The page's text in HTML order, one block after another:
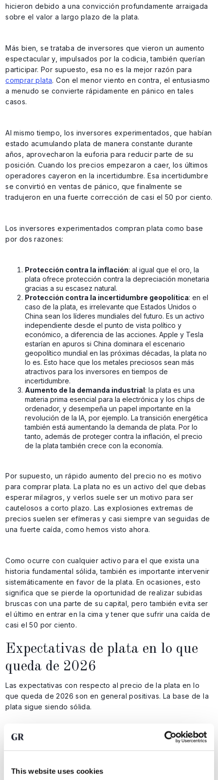
This website uses cookies
hicieron debido a una convicción profundamente arraigada
sobre el valor a largo plazo de la plata.
Más bien, se trataba de inversores que vieron un aumento
espectacular y, impulsados por la codicia, también querían
participar. Por supuesto, esa no es la mejor razón para
comprar plata. Con el menor viento en contra, el entusiasmo
a menudo se convierte rápidamente en pánico en tales
casos.
Al mismo tiempo, los inversores experimentados, que habían
estado acumulando plata de manera constante durante
años, aprovecharon la euforia para reducir parte de su
posición. Cuando los precios empezaron a caer, los últimos
operadores cayeron en la incertidumbre. Esa incertidumbre
se convirtió en ventas de pánico, que finalmente se
tradujeron en una fuerte corrección de casi el 50 por ciento.
Los inversores experimentados compran plata como base
por dos razones:
Protección contra la inflación: al igual que el oro, la
plata ofrece protección contra la depreciación monetaria
gracias a su escasez natural.
Protección contra la incertidumbre geopolítica: en el
caso de la plata, es irrelevante que Estados Unidos o
China sean los líderes mundiales del futuro. Es un activo
independiente desde el punto de vista político y
económico, a diferencia de las acciones. Apple y Tesla
estarían en apuros si China dominara el escenario
geopolítico mundial en las próximas décadas, la plata no
lo es. Esto hace que los metales preciosos sean más
atractivos para los inversores en tiempos de
incertidumbre.
Aumento de la demanda industrial: la plata es una
materia prima esencial para la electrónica y los chips de
ordenador, y desempeña un papel importante en la
revolución de la IA, por ejemplo. La transición energética
también está aumentando la demanda de plata. Por lo
tanto, además de proteger contra la inflación, el precio
de la plata también crece con la economía.
Por supuesto, un rápido aumento del precio no es motivo
para comprar plata. La plata no es un activo del que debas
esperar milagros, y verlos suele ser un motivo para ser
cautelosos a corto plazo. Las explosiones extremas de
precios suelen ser efímeras y casi siempre van seguidas de
una fuerte caída, como hemos visto ahora.
Como ocurre con cualquier activo para el que exista una
historia fundamental sólida, también es importante intervenir
sistemáticamente en favor de la plata. En ocasiones, esto
significa que se pierde la oportunidad de realizar subidas
bruscas con una parte de su capital, pero también evita ser
el último en entrar en la cima y tener que sufrir una caída de
casi el 50 por ciento.
Expectativas de plata en lo que
queda de 2026
Las expectativas con respecto al precio de la plata en lo
que queda de 2026 son en general positivas. La base de la
plata sigue siendo sólida.
por ahora, la incertidumbre
y los Estados Unidos van a trabajar más estrechamente.